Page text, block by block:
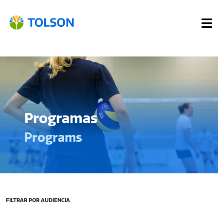
Programas
Programs
FILTRAR POR AUDIENCIA